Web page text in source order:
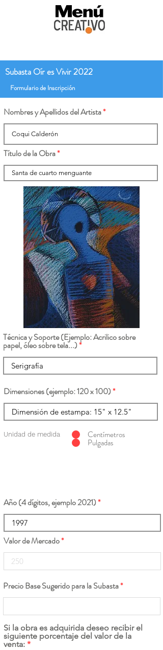
Subasta Oír es Vivir 2022
Formulario de Inscripción
Nombres y Apellidos del Artista
Título de la Obra
Técnica y Soporte (Ejemplo: Acrilico sobre
papel, óleo sobre tela...)
Dimensiones (ejemplo: 120 x 100)
Unidad de medida Centímetros
Pulgadas
Año (4 dígitos, ejemplo 2021)
Valor de Mercado
Precio Base Sugerido para la Subasta
Si la obra es adquirida deseo recibir el
siguiente porcentaje del valor de la
venta: